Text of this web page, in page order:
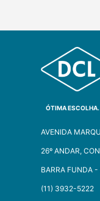
ÓTIMA
AVENIDA
26º ANDAR,
BARRA FUNDA
(11) 3932-5222